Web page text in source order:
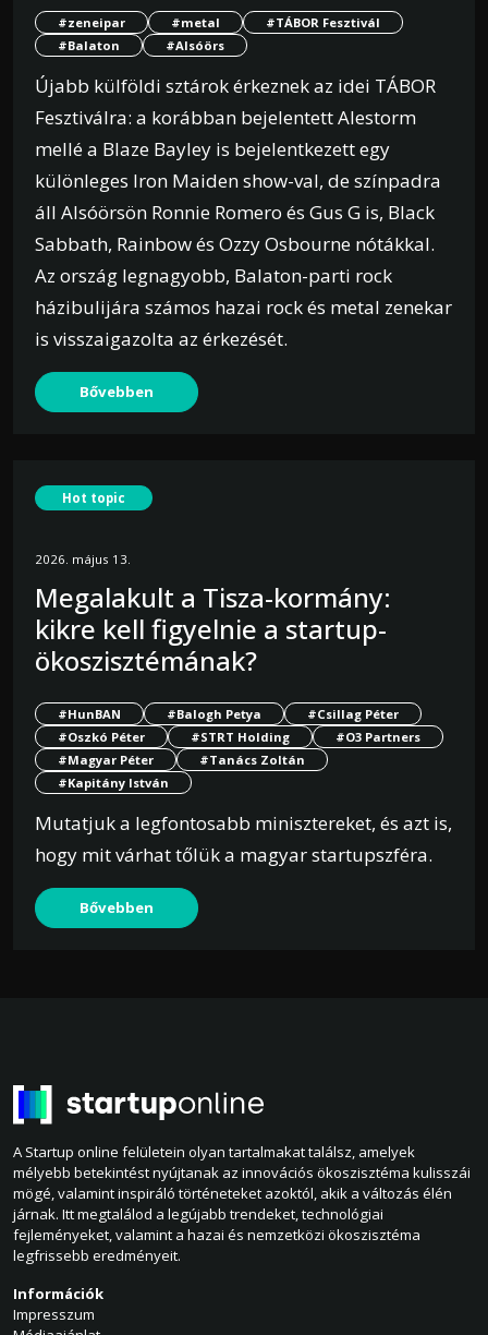
#zeneipar #metal
#TÁBOR Fesztivál
#Balaton
#Alsóörs
Újabb külföldi sztárok érkeznek az idei TÁBOR
Fesztiválra: a korábban bejelentett Alestorm
mellé a Blaze Bayley is bejelentkezett egy
különleges Iron Maiden show-val, de színpadra
áll Alsóörsön Ronnie Romero és Gus G is, Black
Sabbath, Rainbow és Ozzy Osbourne nótákkal.
Az ország legnagyobb, Balaton-parti rock
házibulijára számos hazai rock és metal zenekar
is visszaigazolta az érkezését.
Bővebben
Hot topic
2026. május 13.
Megalakult a Tisza-kormány:
kikre kell figyelnie a startup-
ökoszisztémának?
#HunBAN #Balogh Petya
#Csillag Péter
#Oszkó Péter
#STRT Holding
#O3 Partners
#Magyar Péter
#Tanács Zoltán
#Kapitány István
Mutatjuk a legfontosabb minisztereket, és azt is,
hogy mit várhat tőlük a magyar startupszféra.
Bővebben
A Startup online felületein olyan tartalmakat találsz, amelyek
mélyebb betekintést nyújtanak az innovációs ökoszisztéma kulisszái
mögé, valamint inspiráló történeteket azoktól, akik a változás élén
járnak. Itt megtalálod a legújabb trendeket, technológiai
fejleményeket, valamint a hazai és nemzetközi ökoszisztéma
legfrissebb eredményeit.
Információk
Impresszum